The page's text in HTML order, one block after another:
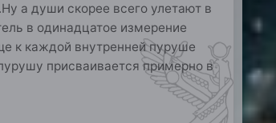
а души скорее всего улетают в
в одинадцатое измерение
к каждой внутренней пуруше
присваивается примерно в